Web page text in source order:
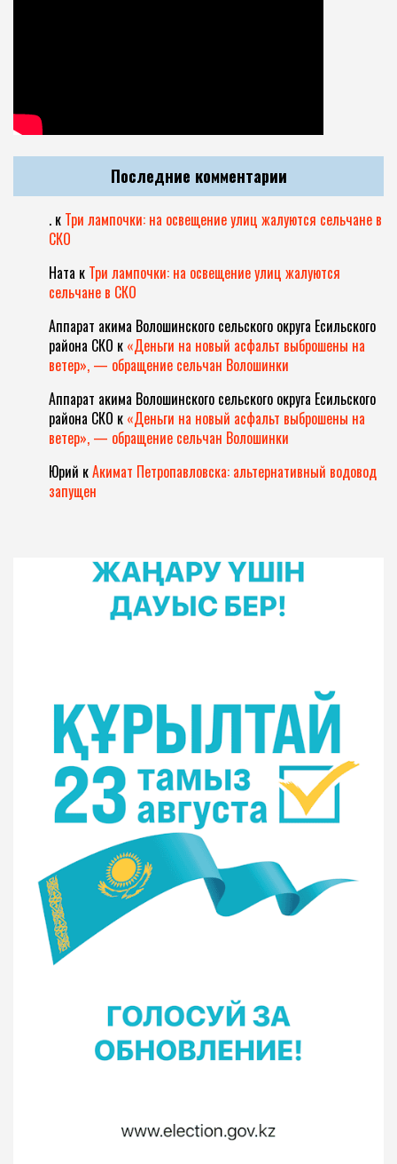
Последние комментарии
. к Три лампочки: на освещение улиц жалуются сельчане в
СКО
Ната к Три лампочки: на освещение улиц жалуются
сельчане в СКО
Аппарат акима Волошинского сельского округа Есильского
района СКО к «Деньги на новый асфальт выброшены на
ветер», — обращение сельчан Волошинки
Аппарат акима Волошинского сельского округа Есильского
района СКО к «Деньги на новый асфальт выброшены на
ветер», — обращение сельчан Волошинки
Юрий кАкимат Петропавловска: альтернативный водовод
запущен